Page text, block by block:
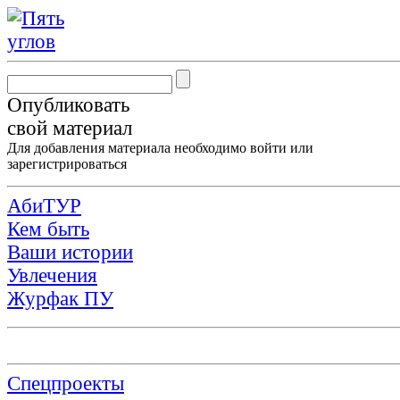
Опубликовать
свой материал
Для добавления материала необходимо войти или
зарегистрироваться
АбиТУР
Кем быть
Ваши истории
Увлечения
Журфак ПУ
Спецпроекты